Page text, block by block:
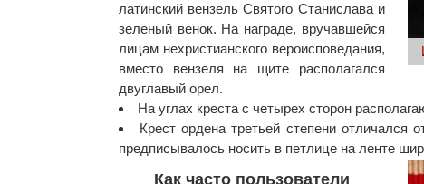
латинский вензель Святого Станислава и
зеленый венок. На награде, вручавшейся
лицам нехристианского вероисповедания,
вместо вензеля на щите располагался
двуглавый орел.
На углах креста с четырех сторон
Крест ордена третьей степени отличался
предписывалось носить в петлице на ленте
Как часто пользователи